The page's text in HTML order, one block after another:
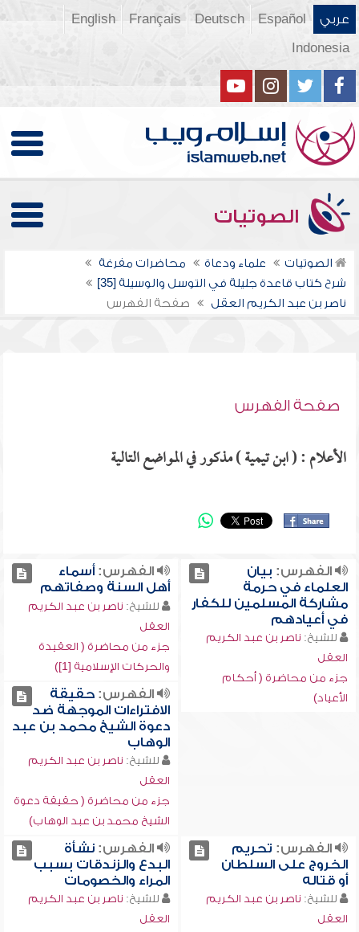
عربي Español
Deutsch
Français
English
Indonesia
الصوتيات
الصوتيات علماء ودعاة
محاضرات مفرغة
شرح كتاب قاعدة جليلة في التوسل والوسيلة [35]
ناصر بن عبد الكريم العقل
صفحة الفهرس
صفحة الفهرس
الأعلام : ( ابن تيمية ) مذكور في المواضع التالية
الفهرس: بيان
العلماء في حرمة
مشاركة المسلمين للكفار
في أعيادهم
للشيخ: ناصر بن عبد الكريم
العقل
جزء من محاضرة ( أحكام
الأعياد)
الفهرس:أسماء
أهل السنة وصفاتهم
للشيخ: ناصر بن عبد الكريم
العقل
جزء من محاضرة ( العقيدة
والحركات الإسلامية [1])
الفهرس:حقيقة
الافتراءات الموجهة ضد
دعوة الشيخ محمد بن عبد
الوهاب
للشيخ: ناصر بن عبد الكريم
العقل
جزء من محاضرة ( حقيقة دعوة
الشيخ محمد بن عبد الوهاب)
الفهرس: تحريم
الخروج على السلطان
أو قتاله
للشيخ: ناصر بن عبد الكريم
العقل
الفهرس:نشأة
البدع والزندقات بسبب
المراء والخصومات
للشيخ: ناصر بن عبد الكريم
العقل